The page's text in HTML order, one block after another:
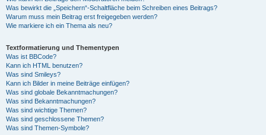
Was bewirkt die „Speichern“-Schaltfläche beim Schreiben eines Beitrags?
Warum muss mein Beitrag erst freigegeben werden?
Wie markiere ich ein Thema als neu?
Textformatierung und Thementypen
Was ist BBCode?
Kann ich HTML benutzen?
Was sind Smileys?
Kann ich Bilder in meine Beiträge einfügen?
Was sind globale Bekanntmachungen?
Was sind Bekanntmachungen?
Was sind wichtige Themen?
Was sind geschlossene Themen?
Was sind Themen-Symbole?